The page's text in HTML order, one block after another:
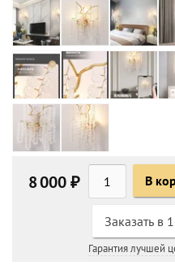
8 000 ₽ В
Заказать в
Гарантия лучшей